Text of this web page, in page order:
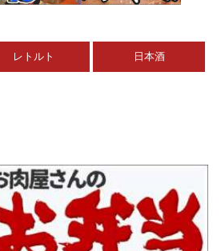
レトルト 日本酒